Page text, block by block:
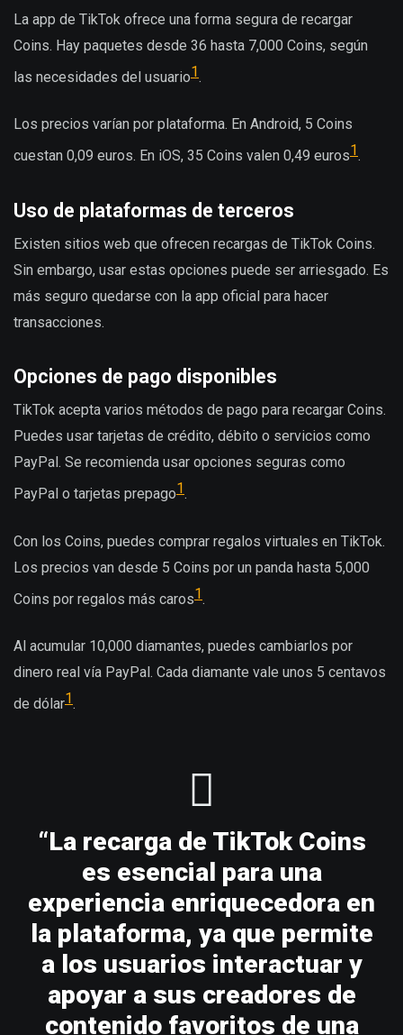
La app de TikTok ofrece una forma segura de recargar
Coins. Hay paquetes desde 36 hasta 7,000 Coins, según
las necesidades del usuario1.
Los precios varían por plataforma. En Android, 5 Coins
cuestan 0,09 euros. En iOS, 35 Coins valen 0,49 euros1.
Uso de plataformas de terceros
Existen sitios web que ofrecen recargas de TikTok Coins.
Sin embargo, usar estas opciones puede ser arriesgado. Es
más seguro quedarse con la app oficial para hacer
transacciones.
Opciones de pago disponibles
TikTok acepta varios métodos de pago para recargar Coins.
Puedes usar tarjetas de crédito, débito o servicios como
PayPal. Se recomienda usar opciones seguras como
PayPal o tarjetas prepago1.
Con los Coins, puedes comprar regalos virtuales en TikTok.
Los precios van desde 5 Coins por un panda hasta 5,000
Coins por regalos más caros1.
Al acumular 10,000 diamantes, puedes cambiarlos por
dinero real vía PayPal. Cada diamante vale unos 5 centavos
de dólar1.
“La recarga de TikTok Coins
es esencial para una
experiencia enriquecedora en
la plataforma, ya que permite
a los usuarios interactuar y
apoyar a sus creadores de
contenido favoritos de una